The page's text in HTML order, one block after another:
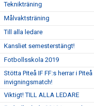
Teknikträning
Målvaktsträning
Till alla ledare
Kansliet semesterstängt!
Fotbollsskola 2019
Stötta Piteå IF FF:s herrar i
invigningsmatch!
Viktigt! TILL ALLA LEDARE